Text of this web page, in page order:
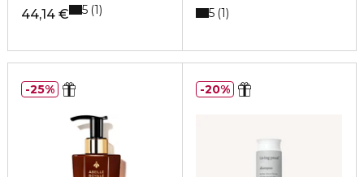
44,14 € 5 1 5 1
25% 20%